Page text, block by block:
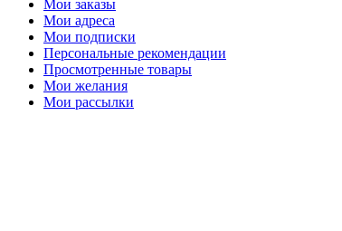
Мои заказы
Мои адреса
Мои подписки
Персональные рекомендации
Просмотренные товары
Мои желания
Мои рассылки